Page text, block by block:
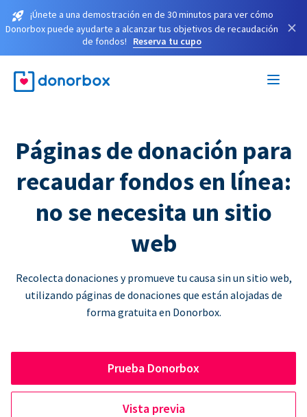
¡Únete a una demostración en de 30 minutos para ver cómo
Donorbox puede ayudarte a alcanzar tus objetivos de recaudación
de fondos!
Reserva tu cupo
×
Páginas de donación para
recaudar fondos en línea:
no se necesita un sitio
web
Recolecta donaciones y promueve tu causa sin un sitio web,
utilizando páginas de donaciones que están alojadas de
forma gratuita en Donorbox.
Prueba Donorbox
Vista previa